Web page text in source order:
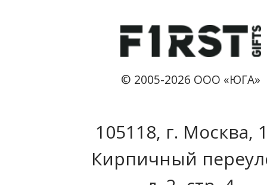
© 2005-2026 ООО «ЮГА»
105118, г. Москва,
Кирпичный